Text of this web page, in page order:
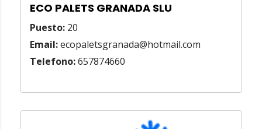
ECO PALETS GRANADA SLU
Puesto: 20
Email:ecopaletsgranada@hotmail.com
Telefono:657874660